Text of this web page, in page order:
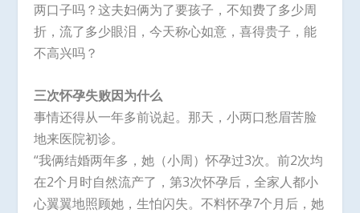
两口子吗？这夫妇俩为了要孩子，不知费了多少周
折，流了多少眼泪，今天称心如意，喜得贵子，能
不高兴吗？
三次怀孕失败因为什么
事情还得从一年多前说起。那天，小两口愁眉苦脸
地来医院初诊。
“我俩结婚两年多，她（小周）怀孕过3次。前2次均
在2个月时自然流产了，第3次怀孕后，全家人都小
心翼翼地照顾她，生怕闪失。不料怀孕7个月后，她